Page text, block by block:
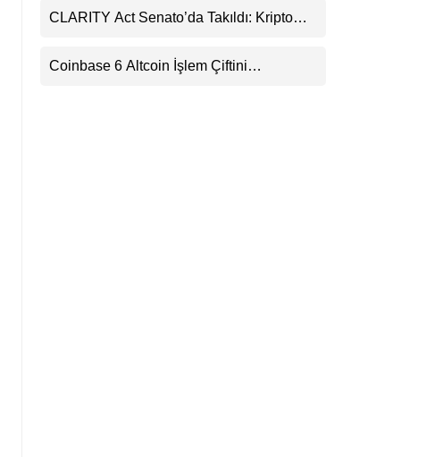
CLARITY Act Senato’da Takıldı: Kripto
Coinbase 6 Altcoin İşlem Çiftini